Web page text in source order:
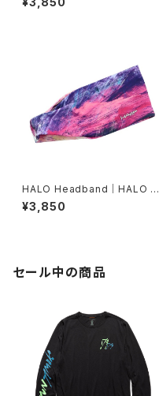
HALO Headband｜HALO バ
ンディット JP（dusk）
¥3,850
セール中の商品